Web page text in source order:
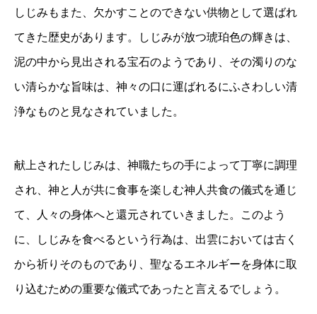
しじみもまた、欠かすことのできない供物として選ばれ
てきた歴史があります。しじみが放つ琥珀色の輝きは、
泥の中から見出される宝石のようであり、その濁りのな
い清らかな旨味は、神々の口に運ばれるにふさわしい清
浄なものと見なされていました。
献上されたしじみは、神職たちの手によって丁寧に調理
され、神と人が共に食事を楽しむ神人共食の儀式を通じ
て、人々の身体へと還元されていきました。このよう
に、しじみを食べるという行為は、出雲においては古く
から祈りそのものであり、聖なるエネルギーを身体に取
り込むための重要な儀式であったと言えるでしょう。